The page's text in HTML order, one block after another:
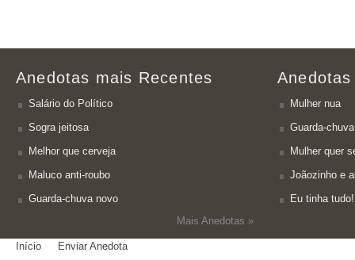
Anedotas mais Recentes
Salário do Político
Sogra jeitosa
Melhor que cerveja
Maluco anti-roubo
Guarda-chuva novo
Mais Anedotas »
Mulher nua
Guarda-
Mulher quer
Joãozinho e
Eu tinha tudo!
Início Enviar Anedota